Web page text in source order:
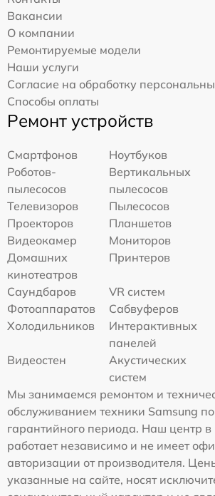
Вакансии
О компании
Ремонтируемые модели
Наши услуги
Согласие на обработку
Способы оплаты
Ремонт устройств
Смартфонов
Ноутбуков
Роботов-
пылесосов
Вертикальных
пылесосов
Телевизоров
Пылесосов
Проекторов
Планшетов
Видеокамер
Мониторов
Домашних
кинотеатров
Принтеров
Саундбаров
VR систем
Фотоаппаратов
Сабвуферов
Холодильников
Интерактивных
панелей
Видеостен
Акустических
систем
Мы занимаемся ремонтом и
обслуживанием техники Samsung
гарантийного периода. Наш центр в
работает независимо и не имеет
авторизации от производителя.
указанные на сайте, носят